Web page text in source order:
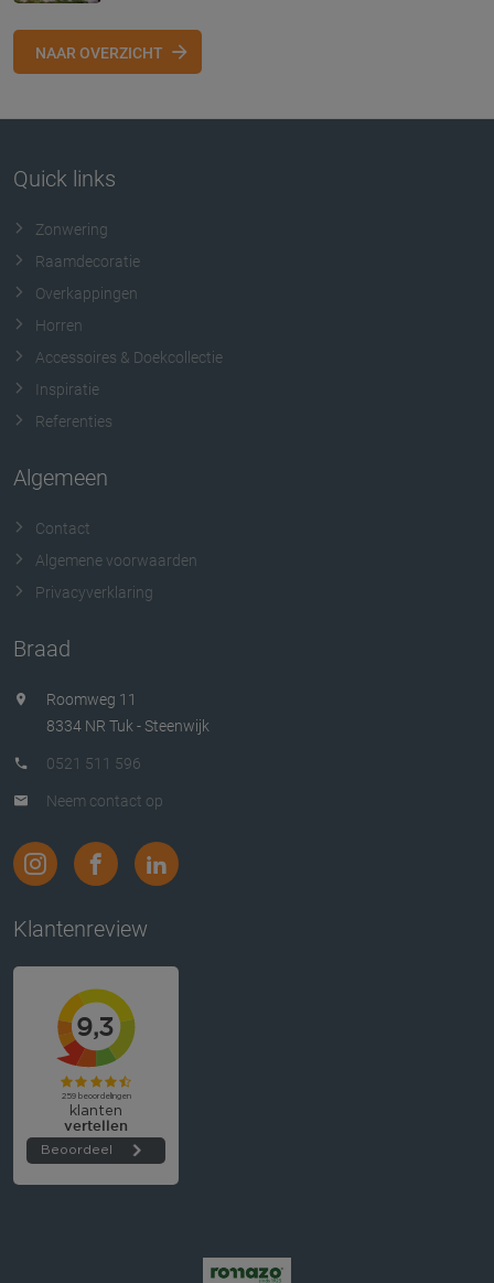
NAAR OVERZICHT
Quick links
Zonwering
Raamdecoratie
Overkappingen
Horren
Accessoires & Doekcollectie
Inspiratie
Referenties
Algemeen
Contact
Algemene voorwaarden
Privacyverklaring
Braad
Roomweg 11
8334 NR Tuk - Steenwijk
0521 511 596
Neem contact op
Klantenreview